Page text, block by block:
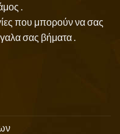
.
που μπορούν να σας
σας βήματα .